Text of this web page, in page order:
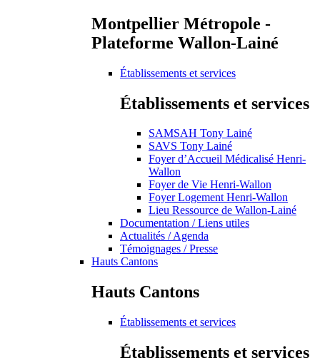
Montpellier Métropole -
Plateforme Wallon-Lainé
Établissements et services
Établissements et services
SAMSAH Tony Lainé
SAVS Tony Lainé
Foyer d’Accueil Médicalisé Henri-
Wallon
Foyer de Vie Henri-Wallon
Foyer Logement Henri-Wallon
Lieu Ressource de Wallon-Lainé
Documentation / Liens utiles
Actualités / Agenda
Témoignages / Presse
Hauts Cantons
Hauts Cantons
Établissements et services
Établissements et services